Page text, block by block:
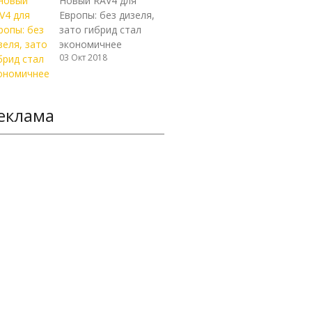
Европы: без дизеля,
зато гибрид стал
экономичнее
03 Окт 2018